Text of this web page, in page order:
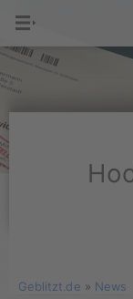
Geblitzt.de » News